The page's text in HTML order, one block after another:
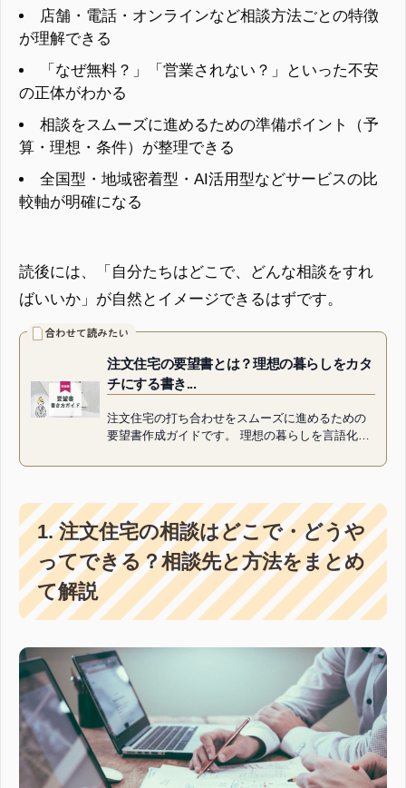
店舗・電話・オンラインなど相談方法ごとの特徴
が理解できる
「なぜ無料？」「営業されない？」といった不安
の正体がわかる
相談をスムーズに進めるための準備ポイント（予
算・理想・条件）が整理できる
全国型・地域密着型・AI活用型などサービスの比
較軸が明確になる
読後には、「自分たちはどこで、どんな相談をすれ
ばいいか」が自然とイメージできるはずです。
注文住宅の要望書とは？理想の暮らしをカタ
チにする書き...
注文住宅の打ち合わせをスムーズに進めるための
要望書作成ガイドです。 理想の暮らしを言語化
順・テンプレート例・注意点を...
1. 注文住宅の相談はどこで・どうや
ってできる？相談先と方法をまとめ
て解説